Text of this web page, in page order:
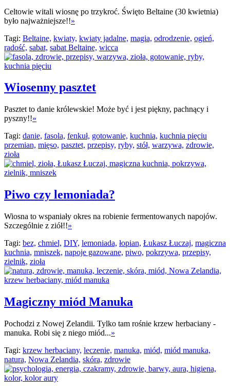
Celtowie witali wiosnę po trzykroć. Święto Beltaine (30 kwietnia)
było najważniejsze!!»
Tagi: Beltaine, kwiaty, kwiaty jadalne, magia, odrodzenie, ogień,
radość, sabat, sabat Beltaine, wicca
Wiosenny pasztet
Pasztet to danie królewskie! Może być i jest piękny, pachnący i
pyszny!!»
Tagi: danie, fasola, fenkuł, gotowanie, kuchnia, kuchnia pięciu
przemian, mięso, pasztet, przepisy, ryby, stół, warzywa, zdrowie,
zioła
Piwo czy lemoniada?
Wiosna to wspaniały okres na robienie fermentowanych napojów.
Szczególnie z ziół!!»
Tagi: bez, chmiel, DIY, lemoniada, łopian, Łukasz Łuczaj, magiczna
kuchnia, mniszek, napoje gazowane, piwo, pokrzywa, przepisy,
zielnik, zioła
Magiczny miód Manuka
Pochodzi z Nowej Zelandii. Tylko tam rośnie krzew herbaciany -
manuka. Robi się z niego miód...»
Tagi: krzew herbaciany, leczenie, manuka, miód, miód manuka,
natura, Nowa Zelandia, skóra, zdrowie